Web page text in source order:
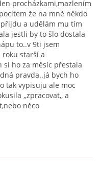
procházkami,mazlením
že na mně někdo
přijdu a udělám mu tím
jestli by to šlo dostala
to..v 9ti jsem
roku starší a
ho za měsíc přestala
pravda..já bych ho
tak vypisuju ale moc
,,zpracovat,, a
něco